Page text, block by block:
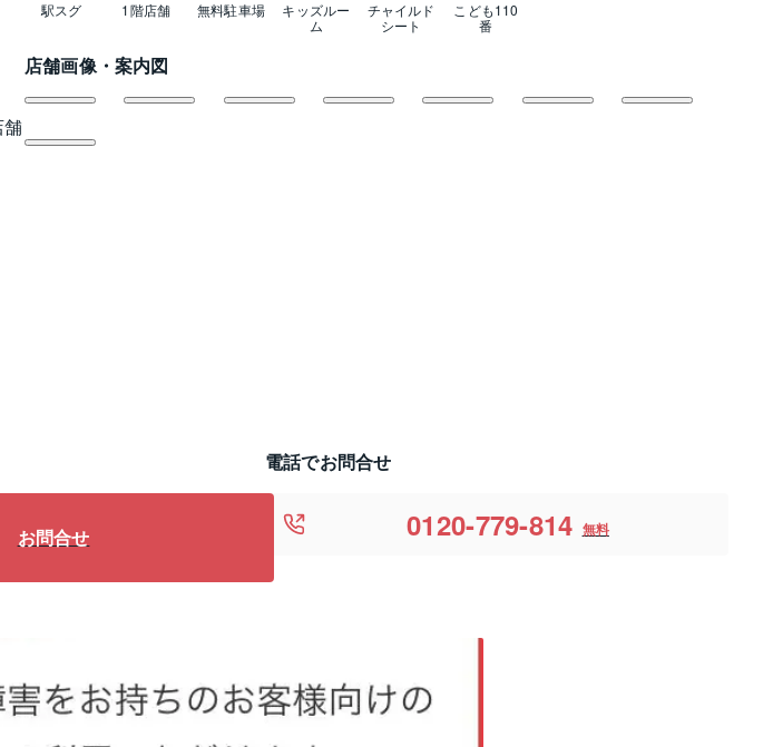
駅スグ 1階店舗 無料駐車場
キッズルー
ム
チャイルド
シート
こども110
番
店舗画像・案内図
お問合せ
電話でお問合せ
0120-779-814 無料